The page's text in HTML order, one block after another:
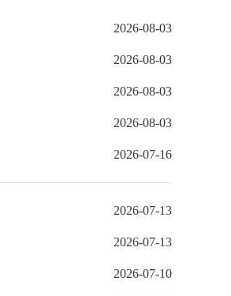
2026-08-03
2026-08-03
2026-08-03
2026-08-03
2026-07-16
2026-07-13
2026-07-13
2026-07-10